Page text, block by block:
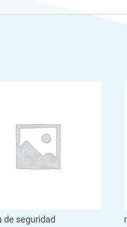
de seguridad